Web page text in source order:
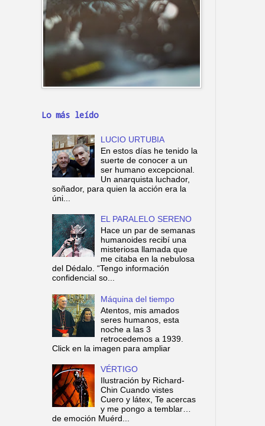
Lo más leído
LUCIO URTUBIA
En estos días he tenido la
suerte de conocer a un
ser humano excepcional.
Un anarquista luchador,
soñador, para quien la acción era la
úni...
EL PARALELO SERENO
Hace un par de semanas
humanoides recibí una
misteriosa llamada que
me citaba en la nebulosa
del Dédalo. “Tengo información
confidencial so...
Máquina del tiempo
Atentos, mis amados
seres humanos, esta
noche a las 3
retrocedemos a 1939.
Click en la imagen para ampliar
VÉRTIGO
Ilustración by Richard-
Chin Cuando vistes
Cuero y látex, Te acercas
y me pongo a temblar…
de emoción Muérd...